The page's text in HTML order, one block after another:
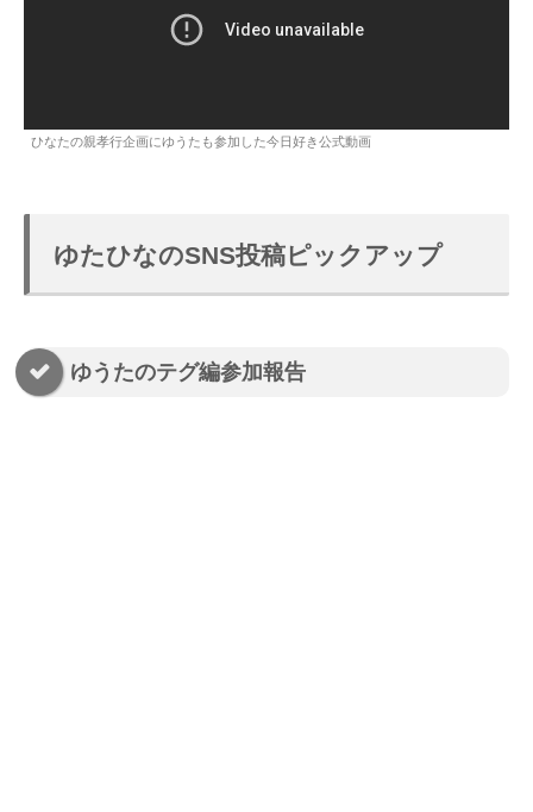
ひなたの親孝行企画にゆうたも参加した今日好き公式動画
ゆたひなのSNS投稿ピックアップ
ゆうたのテグ編参加報告